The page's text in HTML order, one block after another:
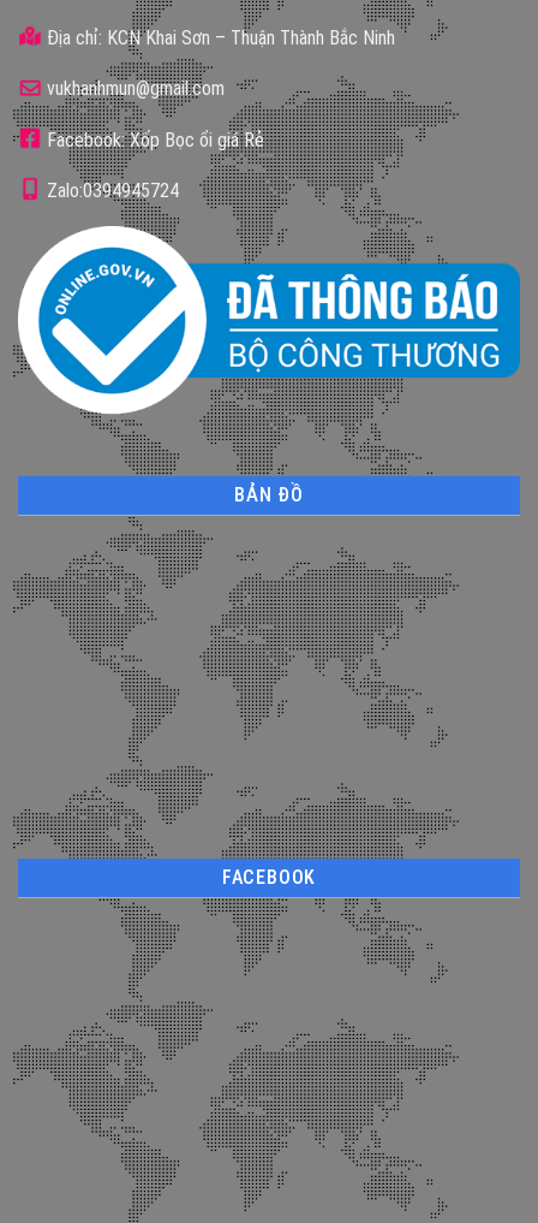
Địa chỉ: KCN Khai Sơn – Thuận Thành Bắc Ninh
vukhanhmun@gmail.com
Facebook: Xốp Bọc ổi giá Rẻ
Zalo:0394945724
BẢN ĐỒ
FACEBOOK